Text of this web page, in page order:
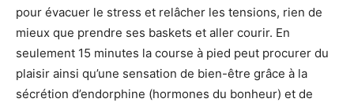
pour évacuer le stress et relâcher les tensions, rien de
mieux que prendre ses baskets et aller courir. En
seulement 15 minutes la course à pied peut procurer du
plaisir ainsi qu’une sensation de bien-être grâce à la
sécrétion d’endorphine (hormones du bonheur) et de